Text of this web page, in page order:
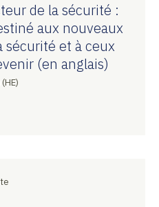
de la sécurité :
aux nouveaux
sécurité et à ceux
(en anglais)